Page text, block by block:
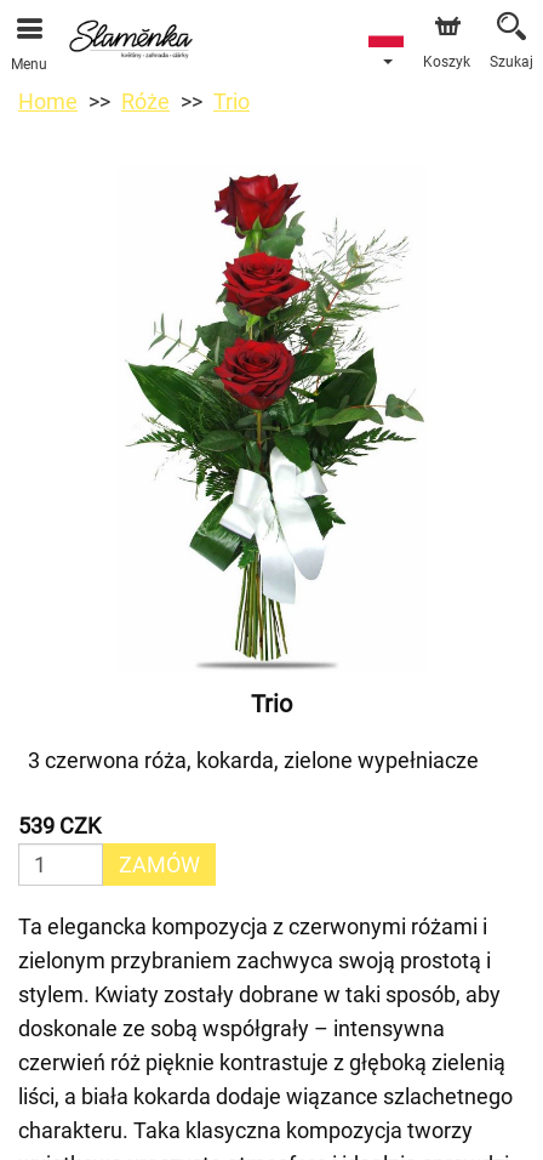
Menu Koszyk Szukaj
Home Róże Trio
Trio
3 czerwona róża, kokarda, zielone wypełniacze
539 CZK
ZAMÓW
Ta elegancka kompozycja z czerwonymi różami i
zielonym przybraniem zachwyca swoją prostotą i
stylem. Kwiaty zostały dobrane w taki sposób, aby
doskonale ze sobą współgrały – intensywna
czerwień róż pięknie kontrastuje z głęboką zielenią
liści, a biała kokarda dodaje wiązance szlachetnego
charakteru. Taka klasyczna kompozycja tworzy